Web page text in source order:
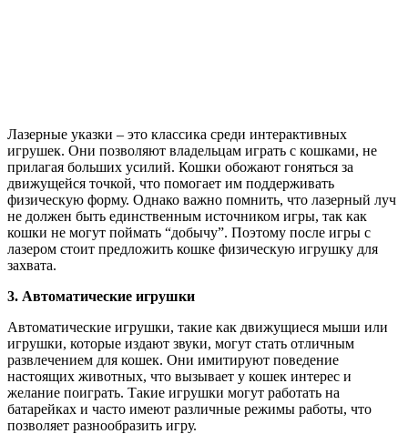
Лазерные указки – это классика среди интерактивных
игрушек. Они позволяют владельцам играть с кошками, не
прилагая больших усилий. Кошки обожают гоняться за
движущейся точкой, что помогает им поддерживать
физическую форму. Однако важно помнить, что лазерный луч
не должен быть единственным источником игры, так как
кошки не могут поймать “добычу”. Поэтому после игры с
лазером стоит предложить кошке физическую игрушку для
захвата.
3. Автоматические игрушки
Автоматические игрушки, такие как движущиеся мыши или
игрушки, которые издают звуки, могут стать отличным
развлечением для кошек. Они имитируют поведение
настоящих животных, что вызывает у кошек интерес и
желание поиграть. Такие игрушки могут работать на
батарейках и часто имеют различные режимы работы, что
позволяет разнообразить игру.